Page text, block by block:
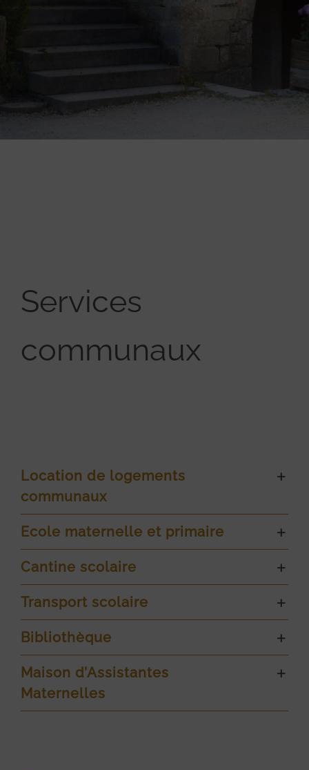
Services
communaux
Location de logements
communaux
Ecole maternelle et primaire
Cantine scolaire
Transport scolaire
Bibliothèque
Maison d’Assistantes
Maternelles